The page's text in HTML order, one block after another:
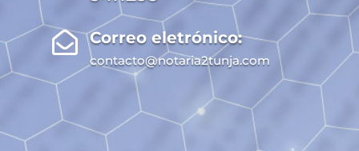
 Correo eletrónico:
contacto@notaria2tunja.com